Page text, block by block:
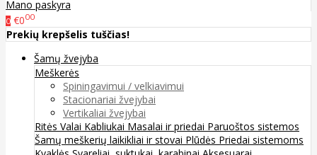
Mano paskyra
0 €000
Prekių krepšelis tuščias!
Šamų žvejyba
Meškerės
Spiningavimui / velkiavimui
Stacionariai žvejybai
Vertikaliai žvejybai
Ritės Valai Kabliukai Masalai ir priedai Paruoštos sistemos
Šamų meškerių laikikliai ir stovai Plūdės Priedai sistemoms